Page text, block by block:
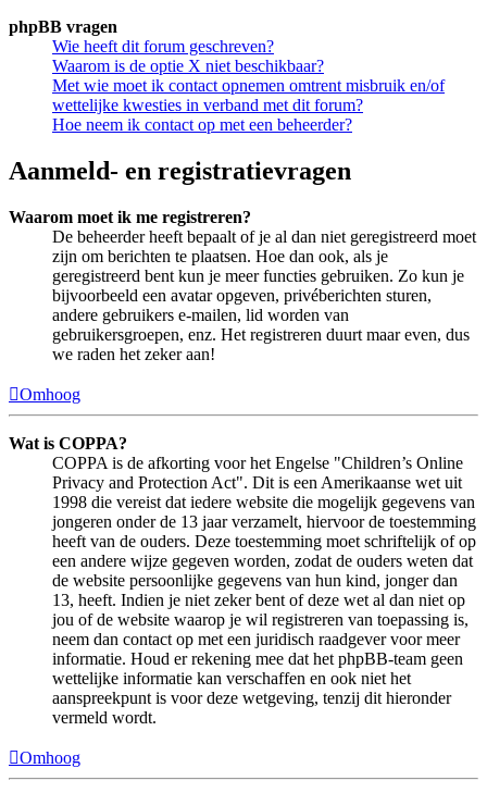
phpBB vragen
Wie heeft dit forum geschreven?
Waarom is de optie X niet beschikbaar?
Met wie moet ik contact opnemen omtrent misbruik en/of
wettelijke kwesties in verband met dit forum?
Hoe neem ik contact op met een beheerder?
Aanmeld- en registratievragen
Waarom moet ik me registreren?
De beheerder heeft bepaalt of je al dan niet geregistreerd moet
zijn om berichten te plaatsen. Hoe dan ook, als je
geregistreerd bent kun je meer functies gebruiken. Zo kun je
bijvoorbeeld een avatar opgeven, privéberichten sturen,
andere gebruikers e-mailen, lid worden van
gebruikersgroepen, enz. Het registreren duurt maar even, dus
we raden het zeker aan!
Omhoog
Wat is COPPA?
COPPA is de afkorting voor het Engelse "Children’s Online
Privacy and Protection Act". Dit is een Amerikaanse wet uit
1998 die vereist dat iedere website die mogelijk gegevens van
jongeren onder de 13 jaar verzamelt, hiervoor de toestemming
heeft van de ouders. Deze toestemming moet schriftelijk of op
een andere wijze gegeven worden, zodat de ouders weten dat
de website persoonlijke gegevens van hun kind, jonger dan
13, heeft. Indien je niet zeker bent of deze wet al dan niet op
jou of de website waarop je wil registreren van toepassing is,
neem dan contact op met een juridisch raadgever voor meer
informatie. Houd er rekening mee dat het phpBB-team geen
wettelijke informatie kan verschaffen en ook niet het
aanspreekpunt is voor deze wetgeving, tenzij dit hieronder
vermeld wordt.
Omhoog